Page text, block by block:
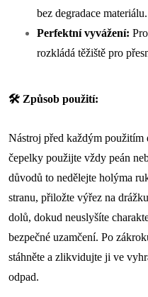
bez degradace materiálu.
Perfektní vyvážení:
rozkládá těžiště pro
🛠️ Způsob použití:
Nástroj před každým
čepelky použijte vždy peán
důvodů to nedělejte holýma
stranu, přiložte výřez na
dolů, dokud neuslyšíte
bezpečné uzamčení. Po
stáhněte a zlikvidujte ji ve
odpad.